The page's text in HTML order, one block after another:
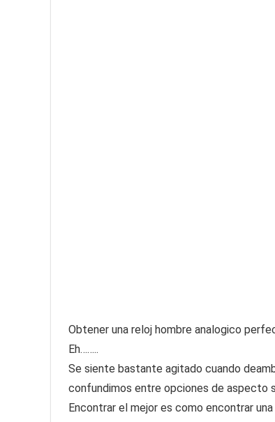
Obtener una reloj hombre analogico
Eh……..
Se siente bastante agitado cuando
confundimos entre opciones de aspecto
Encontrar el mejor es como encontrar una